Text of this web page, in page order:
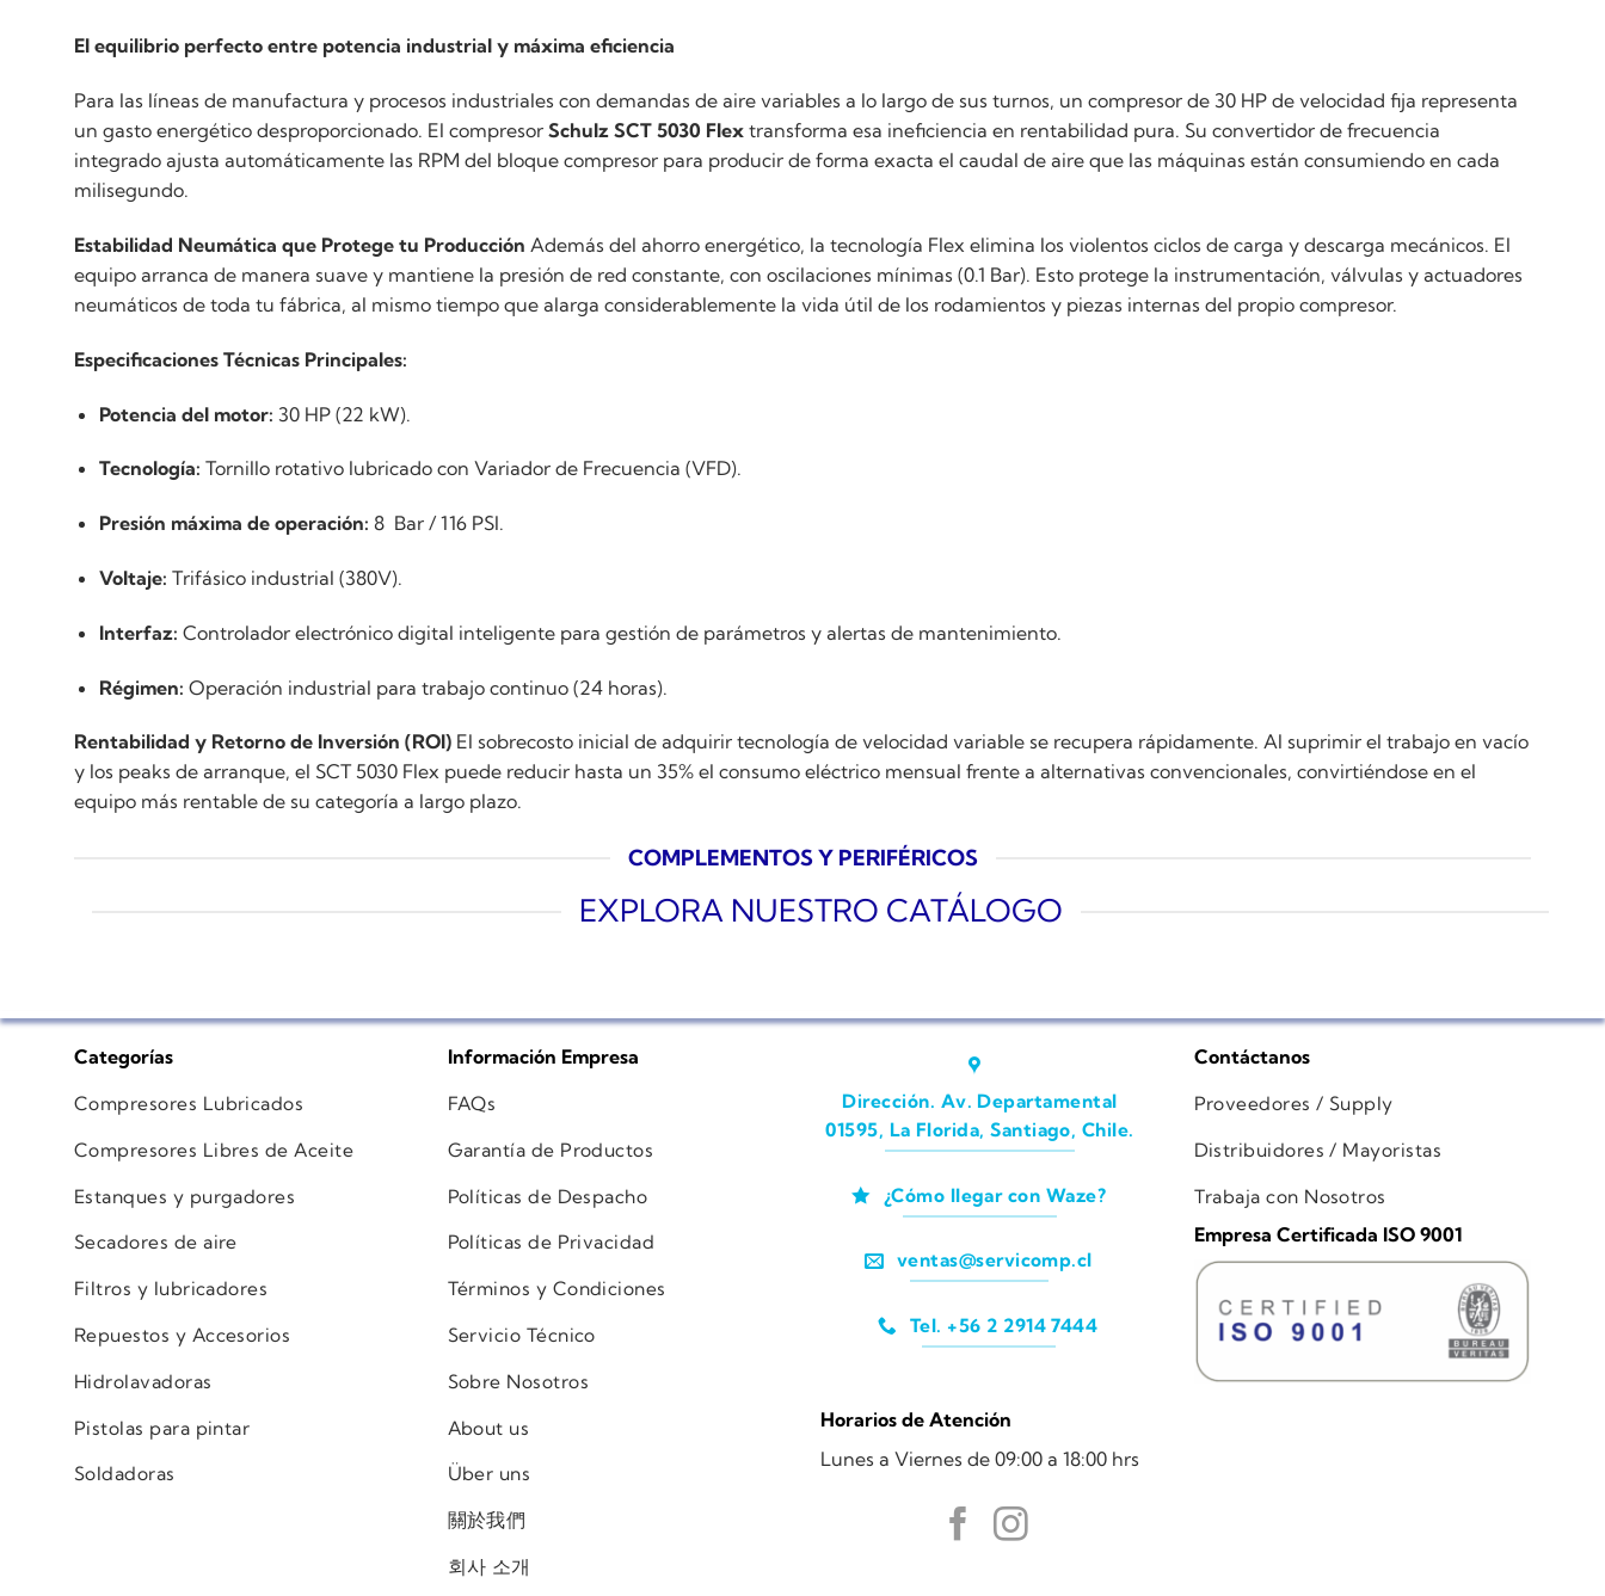
El equilibrio perfecto entre potencia industrial y máxima eficiencia
Para las líneas de manufactura y procesos industriales con demandas de aire variables a lo largo de sus turnos, un compresor de 30 HP de velocidad fija representa
un gasto energético desproporcionado. El compresor Schulz SCT 5030 Flex transforma esa ineficiencia en rentabilidad pura. Su convertidor de frecuencia
integrado ajusta automáticamente las RPM del bloque compresor para producir de forma exacta el caudal de aire que las máquinas están consumiendo en cada
milisegundo.
Estabilidad Neumática que Protege tu Producción Además del ahorro energético, la tecnología Flex elimina los violentos ciclos de carga y descarga mecánicos. El
equipo arranca de manera suave y mantiene la presión de red constante, con oscilaciones mínimas (0.1 Bar). Esto protege la instrumentación, válvulas y actuadores
neumáticos de toda tu fábrica, al mismo tiempo que alarga considerablemente la vida útil de los rodamientos y piezas internas del propio compresor.
Especificaciones Técnicas Principales:
Potencia del motor: 30 HP (22 kW).
Tecnología: Tornillo rotativo lubricado con Variador de Frecuencia (VFD).
Presión máxima de operación: 8 Bar / 116 PSI.
Voltaje: Trifásico industrial (380V).
Interfaz: Controlador electrónico digital inteligente para gestión de parámetros y alertas de mantenimiento.
Régimen: Operación industrial para trabajo continuo (24 horas).
Rentabilidad y Retorno de Inversión (ROI) El sobrecosto inicial de adquirir tecnología de velocidad variable se recupera rápidamente. Al suprimir el trabajo en vacío
y los peaks de arranque, el SCT 5030 Flex puede reducir hasta un 35% el consumo eléctrico mensual frente a alternativas convencionales, convirtiéndose en el
equipo más rentable de su categoría a largo plazo.
COMPLEMENTOS Y PERIFÉRICOS
EXPLORA NUESTRO CATÁLOGO
Categorías
Compresores Lubricados
Compresores Libres de Aceite
Estanques y purgadores
Secadores de aire
Filtros y lubricadores
Repuestos y Accesorios
Hidrolavadoras
Pistolas para pintar
Soldadoras
Información Empresa
FAQs
Garantía de Productos
Políticas de Despacho
Políticas de Privacidad
Términos y Condiciones
Servicio Técnico
Sobre Nosotros
About us
Über uns
關於我們
회사 소개
Dirección. Av. Departamental
01595, La Florida, Santiago, Chile.
¿Cómo llegar con Waze?
ventas@servicomp.cl
Tel. +56 2 2914 7444
Horarios de Atención
Lunes a Viernes de 09:00 a 18:00 hrs
Contáctanos
Proveedores / Supply
Distribuidores / Mayoristas
Trabaja con Nosotros
Empresa Certificada ISO 9001